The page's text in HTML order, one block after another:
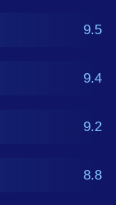
9.5
9.4
9.2
8.8